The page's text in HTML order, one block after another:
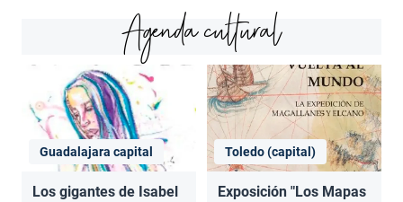
Agenda cultural
Guadalajara capital
Los gigantes de Isabel
Toledo (capital)
Exposición "Los Mapas